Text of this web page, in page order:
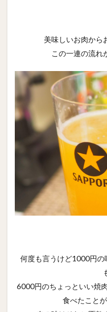
美味しいお肉から
この一連の流れ
何度も言うけど1000円
6000円のちょっといい焼
食べたこと